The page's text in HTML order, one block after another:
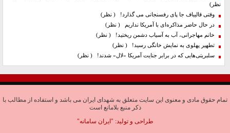
نظر)
وقتی قالیباف جا پای رفسنجانی می گذارد! ( نظر)
در حال حاضر مذاکره‌ای با آمریکا نداریم
( نظر)
خانم مهاجرانی، آب به آسیاب دشمن ریختید! ( نظر)
تطهیر پهلوی به نمایش خانگی رسید! ( نظر)
سلبریتی‌هایی که در برابر جنایت آمریکا «لال» شدند! ( نظر)
تمام حقوق مادی و معنوی این سایت متعلق به شهدای ایران می باشد و استفاده از مطالب با
ذکر منبع بلامانع است
طراحی و تولید: "ایران سامانه"